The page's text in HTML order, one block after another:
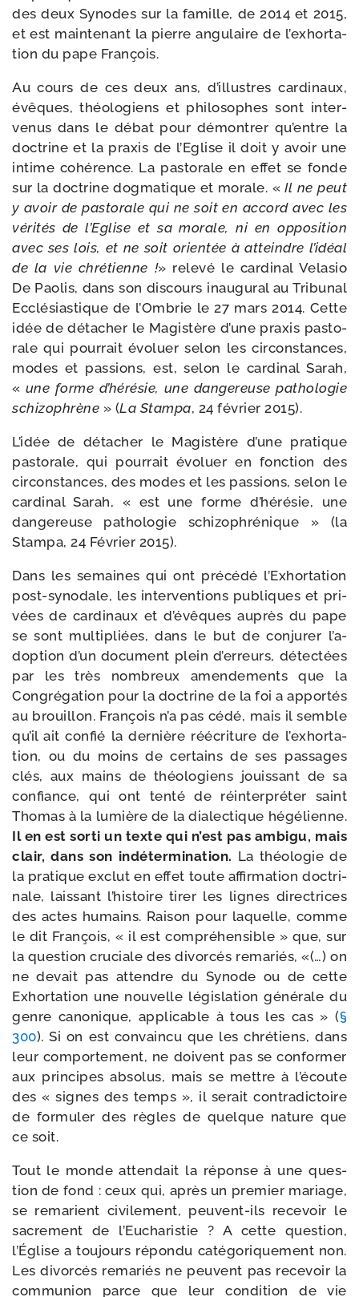
des deux Synodes sur la famille, de 2014 et 2015,
et est main­te­nant la pierre angu­laire de l’ex­hor­ta­
tion du pape François.
Au cours de ces deux ans, d’illustres car­di­naux,
évêques, théo­lo­giens et phi­lo­sophes sont inter­
ve­nus dans le débat pour démon­trer qu’entre la
doc­trine et la praxis de l’Eglise il doit y avoir une
intime cohé­rence. La pas­to­rale en effet se fonde
sur la doc­trine dog­ma­tique et morale. « Il ne peut
y avoir de pas­to­rale qui ne soit en accord avec les
véri­tés de l’Eglise et sa morale, ni en oppo­si­tion
avec ses lois, et ne soit orien­tée à atteindre l’idéal
de la vie chré­tienne !» rele­vé le car­di­nal Velasio
De Paolis, dans son dis­cours inau­gu­ral au Tribunal
Ecclésiastique de l’Ombrie le 27 mars 2014. Cette
idée de déta­cher le Magistère d’une praxis pas­to­
rale qui pour­rait évo­luer selon les cir­cons­tances,
modes et pas­sions, est, selon le car­di­nal Sarah,
« une forme d’hérésie, une dan­ge­reuse patho­lo­gie
schi­zo­phrène » (La Stampa, 24 février 2015).
L’idée de déta­cher le Magistère d’une pra­tique
pas­to­rale, qui pour­rait évo­luer en fonc­tion des
cir­cons­tances, des modes et les pas­sions, selon le
car­di­nal Sarah, « est une forme d’hé­ré­sie, une
dan­ge­reuse patho­lo­gie schi­zo­phré­nique » (la
Stampa, 24 Février 2015).
Dans les semaines qui ont pré­cé­dé l’Exhortation
post-​synodale, les inter­ven­tions publiques et pri­
vées de car­di­naux et d’é­vêques auprès du pape
se sont mul­ti­pliées, dans le but de conju­rer l’a­
dop­tion d’un docu­ment plein d’er­reurs, détec­tées
par les très nom­breux amen­de­ments que la
Congrégation pour la doc­trine de la foi a appor­tés
au brouillon. François n’a pas cédé, mais il semble
qu’il ait confié la der­nière réécri­ture de l’ex­hor­ta­
tion, ou du moins de cer­tains de ses pas­sages
clés, aux mains de théo­lo­giens jouis­sant de sa
confiance, qui ont ten­té de réin­ter­pré­ter saint
Thomas à la lumière de la dia­lec­tique hégé­lienne.
Il en est sor­ti un texte qui n’est pas ambi­gu, mais
clair, dans son indé­ter­mi­na­tion. La théo­lo­gie de
la pra­tique exclut en effet toute affir­ma­tion doc­tri­
nale, lais­sant l’his­toire tirer les lignes direc­trices
des actes humains. Raison pour laquelle, comme
le dit François, « il est com­pré­hen­sible » que, sur
la ques­tion cru­ciale des divor­cés rema­riés, «(…) on
ne devait pas attendre du Synode ou de cette
Exhortation une nou­velle légis­la­tion géné­rale du
genre cano­nique, appli­cable à tous les cas » (§
300). Si on est convain­cu que les chré­tiens, dans
leur com­por­te­ment, ne doivent pas se confor­mer
aux prin­cipes abso­lus, mais se mettre à l’é­coute
des « signes des temps », il serait contra­dic­toire
de for­mu­ler des règles de quelque nature que
ce soit.
Tout le monde atten­dait la réponse à une ques­
tion de fond : ceux qui, après un pre­mier mariage,
se rema­rient civi­le­ment, peuvent-​ils rece­voir le
sacre­ment de l’Eucharistie ? A cette ques­tion,
l’Église a tou­jours répon­du caté­go­ri­que­ment non.
Les divor­cés rema­riés ne peuvent pas rece­voir la
com­mu­nion parce que leur condi­tion de vie